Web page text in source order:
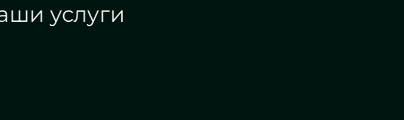
Наши услуги